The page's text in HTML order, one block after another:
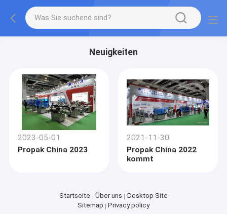
Neuigkeiten
2023-05-01
Propak China 2023
2021-11-30
Propak China 2022
kommt
Startseite Über uns
Desktop Site
Sitemap
Privacy policy